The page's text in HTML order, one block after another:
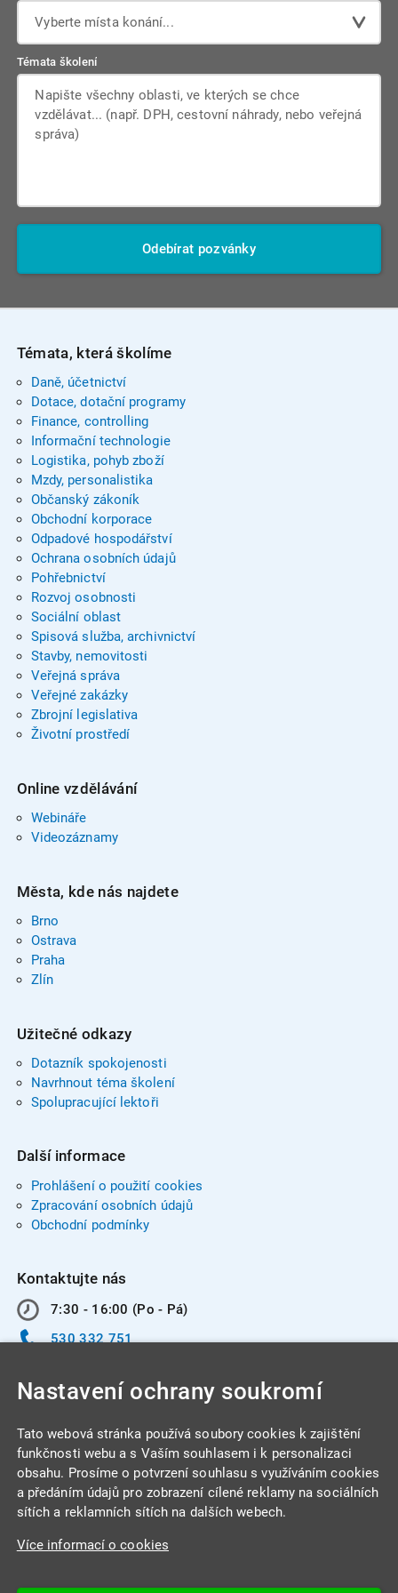
Vyberte místa konání...
Témata školení
Odebírat pozvánky
Témata, která školíme
Daně, účetnictví
Dotace, dotační programy
Finance, controlling
Informační technologie
Logistika, pohyb zboží
Mzdy, personalistika
Občanský zákoník
Obchodní korporace
Odpadové hospodářství
Ochrana osobních údajů
Pohřebnictví
Rozvoj osobnosti
Sociální oblast
Spisová služba, archivnictví
Stavby, nemovitosti
Veřejná správa
Veřejné zakázky
Zbrojní legislativa
Životní prostředí
Online vzdělávání
Webináře
Videozáznamy
Města, kde nás najdete
Brno
Ostrava
Praha
Zlín
Užitečné odkazy
Dotazník spokojenosti
Navrhnout téma školení
Spolupracující lektoři
Další informace
Prohlášení o použití cookies
Zpracování osobních údajů
Obchodní podmínky
Kontaktujte nás
7:30 - 16:00 (Po - Pá)
530 332 751
INTEGRA CENTRUM s.r.o.
Jabloňová 662/7
Nastavení ochrany soukromí
Tato webová stránka používá soubory cookies k zajištění
funkčnosti webu a s Vaším souhlasem i k personalizaci
obsahu. Prosíme o potvrzení souhlasu s využíváním cookies
a předáním údajů pro zobrazení cílené reklamy na sociálních
sítích a reklamních sítích na dalších webech.
Více informací o cookies